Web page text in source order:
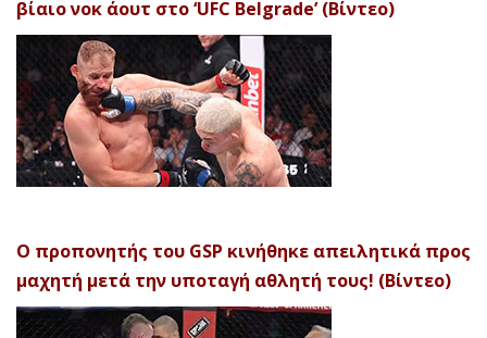
βίαιο νοκ άουτ στο ‘UFC Belgrade’ (Βίντεο)
Ο προπονητής του GSP κινήθηκε απειλητικά προς
μαχητή μετά την υποταγή αθλητή τους! (Βίντεο)